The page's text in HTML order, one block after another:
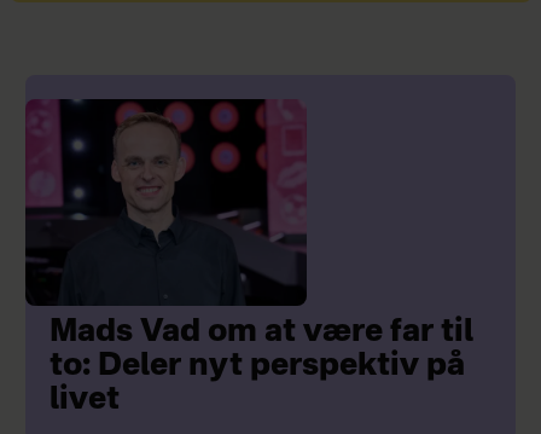
Mads Vad om at være far til
to: Deler nyt perspektiv på
livet